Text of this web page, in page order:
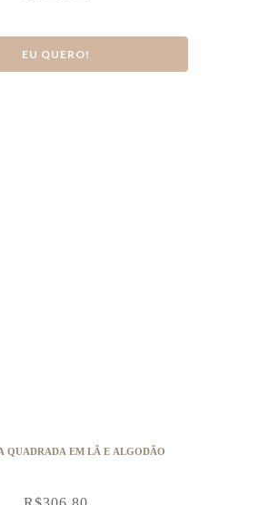
EU QUERO!
ALMOFADA QUADRADA EM LÃ E ALGODÃO